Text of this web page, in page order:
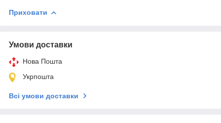
Приховати
Умови доставки
Нова Пошта
Укрпошта
Всі умови доставки